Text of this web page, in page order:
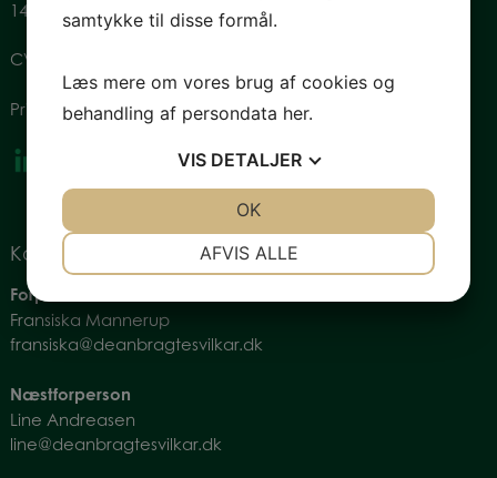
1455 København
CVR: 34774080
Privatlivspolitik
Kontakt os
Forperson
Fransiska Mannerup
fransiska@deanbragtesvilkar.dk
Næstforperson
Line Andreasen
line@deanbragtesvilkar.dk
samtykke til disse formål.
Læs mere om vores brug af cookies og
behandling af persondata her.
VIS DETALJER
MARKETING
AFVIS ALLE
OK